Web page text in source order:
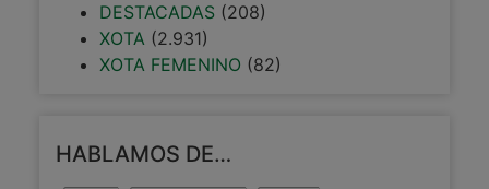
DESTACADAS (208)
XOTA(2.931)
XOTA FEMENINO (82)
HABLAMOS DE…